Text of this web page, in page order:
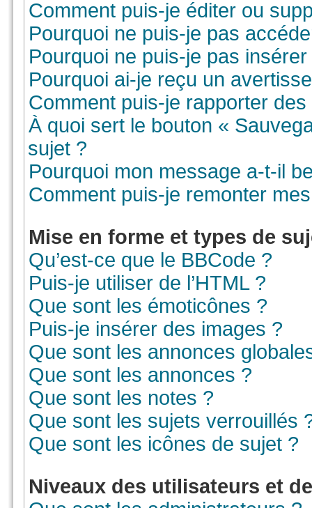
Comment puis-je éditer ou
Pourquoi ne puis-je pas
Pourquoi ne puis-je pas
Pourquoi ai-je reçu un
Comment puis-je rapporter
À quoi sert le bouton «
sujet ?
Pourquoi mon message a-t-il
Comment puis-je remonter
Mise en forme et types de
Qu’est-ce que le BBCode ?
Puis-je utiliser de l’HTML ?
Que sont les émoticônes ?
Puis-je insérer des images ?
Que sont les annonces
Que sont les annonces ?
Que sont les notes ?
Que sont les sujets verrouillés
Que sont les icônes de sujet ?
Niveaux des utilisateurs et